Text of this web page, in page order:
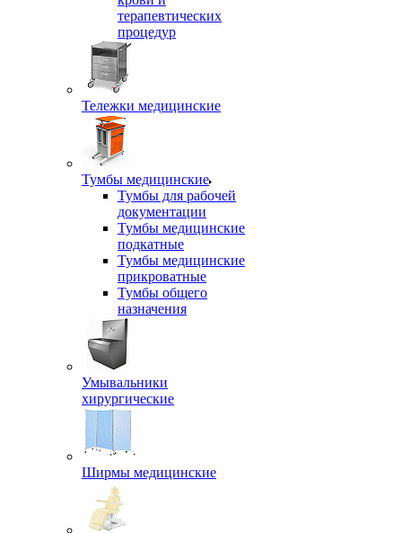
терапевтических
процедур
Тележки медицинские
Тумбы медицинские
Тумбы для рабочей
документации
Тумбы медицинские
подкатные
Тумбы медицинские
прикроватные
Тумбы общего
назначения
Умывальники
хирургические
Ширмы медицинские